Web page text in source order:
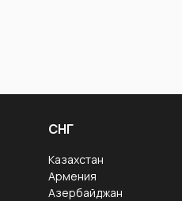
СНГ
Казахстан
Армения
Азербайджан